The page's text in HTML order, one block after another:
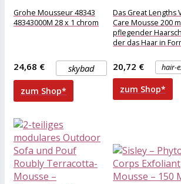
Grohe Mousseur 48343
48343000M 28 x 1 chrom
skybad
24,68 €
zum Shop*
Das Great Lengths
Care Mousse 200
pflegender
der das Haar in
hair-
20,72 €
zum Shop*